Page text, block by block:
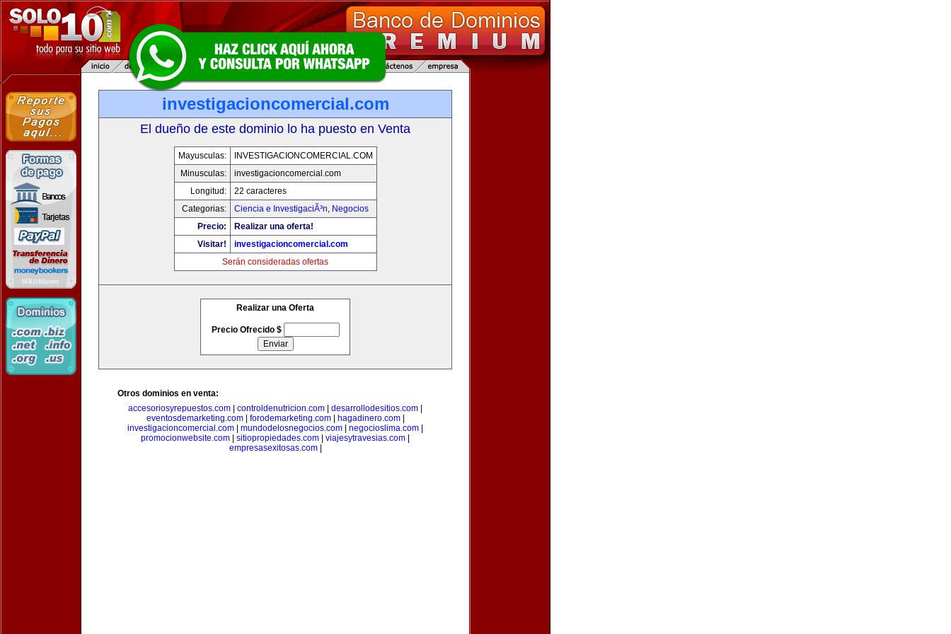
investigacioncomercial.com
El dueño de este dominio lo ha puesto en Venta
Mayusculas:
INVESTIGACIONCOMERCIAL.COM
Minusculas:
investigacioncomercial.com
Longitud:
22 caracteres
Categorias:
Ciencia e InvestigaciÃ³n, Negocios
Precio:
Realizar una oferta!
Visitar!
investigacioncomercial.com
Serán consideradas ofertas
Realizar una Oferta
Precio Ofrecido $
Otros dominios en venta:
accesoriosyrepuestos.com
controldenutricion.com desarrollodesitios.com
eventosdemarketing.com| forodemarketing.com| hagadinero.com|
investigacioncomercial.com
mundodelosnegocios.com negocioslima.com
promocionwebsite.com
sitiopropiedades.com viajesytravesias.com
empresasexitosas.com|